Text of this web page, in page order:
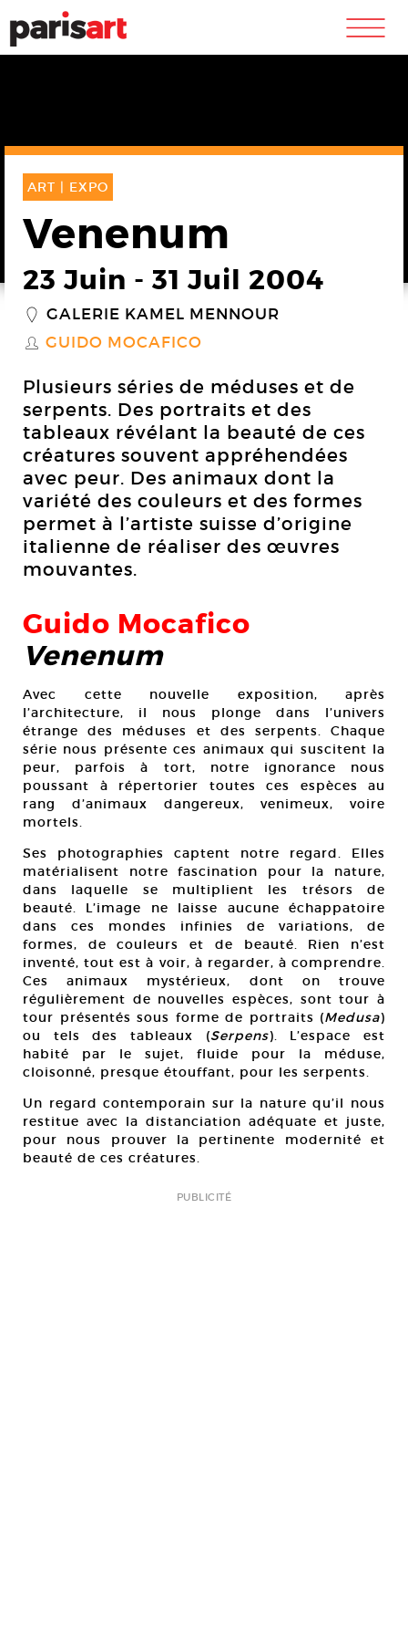
m
ART | EXPO
Venenum
23 Juin - 31 Juil 2004
_ GALERIE KAMEL MENNOUR
S GUIDO MOCAFICO
Plusieurs séries de méduses et de
serpents. Des portraits et des
tableaux révélant la beauté de ces
créatures souvent appréhendées
avec peur. Des animaux dont la
variété des couleurs et des formes
permet à l’artiste suisse d’origine
italienne de réaliser des œuvres
mouvantes.
Guido Mocafico
Venenum
Avec cette nouvelle exposition, après
l’architecture, il nous plonge dans l’univers
étrange des méduses et des serpents. Chaque
série nous présente ces animaux qui suscitent la
peur, parfois à tort, notre ignorance nous
poussant à répertorier toutes ces espèces au
rang d’animaux dangereux, venimeux, voire
mortels.
Ses photographies captent notre regard. Elles
matérialisent notre fascination pour la nature,
dans laquelle se multiplient les trésors de
beauté. L’image ne laisse aucune échappatoire
dans ces mondes infinies de variations, de
formes, de couleurs et de beauté. Rien n’est
inventé, tout est à voir, à regarder, à comprendre.
Ces animaux mystérieux, dont on trouve
régulièrement de nouvelles espèces, sont tour à
tour présentés sous forme de portraits (Medusa)
ou tels des tableaux (Serpens). L’espace est
habité par le sujet, fluide pour la méduse,
cloisonné, presque étouffant, pour les serpents.
Un regard contemporain sur la nature qu’il nous
restitue avec la distanciation adéquate et juste,
pour nous prouver la pertinente modernité et
beauté de ces créatures.
PUBLICITÉ